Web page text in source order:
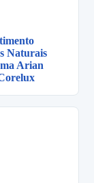
Naturais
Arian